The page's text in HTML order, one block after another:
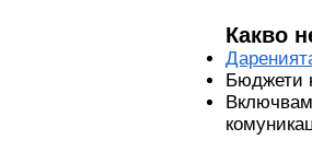
Какво
Бюджети